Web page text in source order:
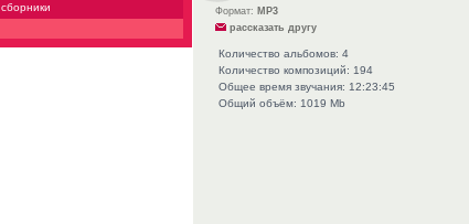
сборники
Формат: MP3
рассказать другу
Количество альбомов: 4
Количество композиций: 194
Общее время звучания: 12:23:45
Общий объём: 1019 Mb